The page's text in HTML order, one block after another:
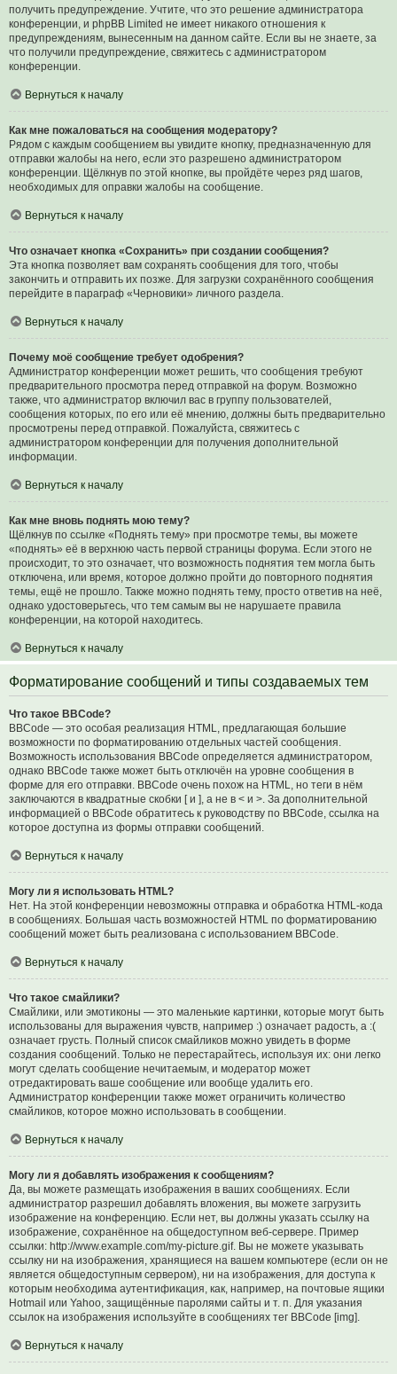
получить предупреждение. Учтите, что это решение администратора
конференции, и phpBB Limited не имеет никакого отношения к
предупреждениям, вынесенным на данном сайте. Если вы не знаете, за
что получили предупреждение, свяжитесь с администратором
конференции.
Вернуться к началу
Как мне пожаловаться на сообщения модератору?
Рядом с каждым сообщением вы увидите кнопку, предназначенную для
отправки жалобы на него, если это разрешено администратором
конференции. Щёлкнув по этой кнопке, вы пройдёте через ряд шагов,
необходимых для оправки жалобы на сообщение.
Вернуться к началу
Что означает кнопка «Сохранить» при создании сообщения?
Эта кнопка позволяет вам сохранять сообщения для того, чтобы
закончить и отправить их позже. Для загрузки сохранённого сообщения
перейдите в параграф «Черновики» личного раздела.
Вернуться к началу
Почему моё сообщение требует одобрения?
Администратор конференции может решить, что сообщения требуют
предварительного просмотра перед отправкой на форум. Возможно
также, что администратор включил вас в группу пользователей,
сообщения которых, по его или её мнению, должны быть предварительно
просмотрены перед отправкой. Пожалуйста, свяжитесь с
администратором конференции для получения дополнительной
информации.
Вернуться к началу
Как мне вновь поднять мою тему?
Щёлкнув по ссылке «Поднять тему» при просмотре темы, вы можете
«поднять» её в верхнюю часть первой страницы форума. Если этого не
происходит, то это означает, что возможность поднятия тем могла быть
отключена, или время, которое должно пройти до повторного поднятия
темы, ещё не прошло. Также можно поднять тему, просто ответив на неё,
однако удостоверьтесь, что тем самым вы не нарушаете правила
конференции, на которой находитесь.
Вернуться к началу
Форматирование сообщений и типы создаваемых тем
Что такое BBCode?
BBCode — это особая реализация HTML, предлагающая большие
возможности по форматированию отдельных частей сообщения.
Возможность использования BBCode определяется администратором,
однако BBCode также может быть отключён на уровне сообщения в
форме для его отправки. BBCode очень похож на HTML, но теги в нём
заключаются в квадратные скобки [ и ], а не в < и >. За дополнительной
информацией о BBCode обратитесь к руководству по BBCode, ссылка на
которое доступна из формы отправки сообщений.
Вернуться к началу
Могу ли я использовать HTML?
Нет. На этой конференции невозможны отправка и обработка HTML-кода
в сообщениях. Большая часть возможностей HTML по форматированию
сообщений может быть реализована с использованием BBCode.
Вернуться к началу
Что такое смайлики?
Смайлики, или эмотиконы — это маленькие картинки, которые могут быть
использованы для выражения чувств, например :) означает радость, а :(
означает грусть. Полный список смайликов можно увидеть в форме
создания сообщений. Только не перестарайтесь, используя их: они легко
могут сделать сообщение нечитаемым, и модератор может
отредактировать ваше сообщение или вообще удалить его.
Администратор конференции также может ограничить количество
смайликов, которое можно использовать в сообщении.
Вернуться к началу
Могу ли я добавлять изображения к сообщениям?
Да, вы можете размещать изображения в ваших сообщениях. Если
администратор разрешил добавлять вложения, вы можете загрузить
изображение на конференцию. Если нет, вы должны указать ссылку на
изображение, сохранённое на общедоступном веб-сервере. Пример
ссылки: http://www.example.com/my-picture.gif. Вы не можете указывать
ссылку ни на изображения, хранящиеся на вашем компьютере (если он не
является общедоступным сервером), ни на изображения, для доступа к
которым необходима аутентификация, как, например, на почтовые ящики
Hotmail или Yahoo, защищённые паролями сайты и т. п. Для указания
ссылок на изображения используйте в сообщениях тег BBCode [img].
Вернуться к началу